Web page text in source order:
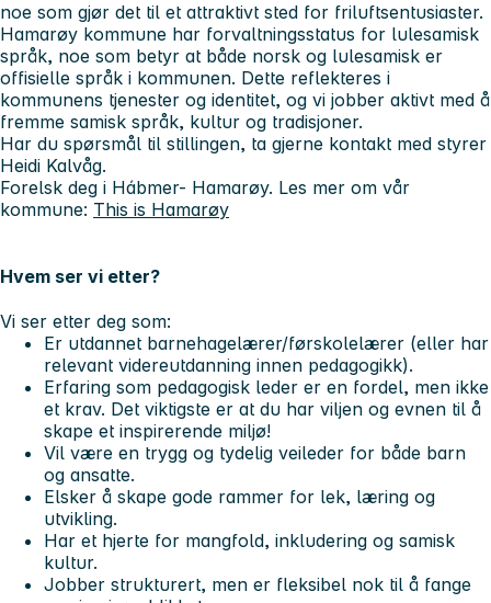
noe som gjør det til et attraktivt sted for friluftsentusiaster.
Hamarøy kommune har forvaltningsstatus for lulesamisk
språk, noe som betyr at både norsk og lulesamisk er
offisielle språk i kommunen. Dette reflekteres i
kommunens tjenester og identitet, og vi jobber aktivt med å
fremme samisk språk, kultur og tradisjoner.
Har du spørsmål til stillingen, ta gjerne kontakt med styrer
Heidi Kalvåg.
Forelsk deg i Hábmer- Hamarøy. Les mer om vår
kommune: This is Hamarøy
Hvem ser vi etter?
Vi ser etter deg som:
Er utdannet barnehagelærer/førskolelærer (eller har
relevant videreutdanning innen pedagogikk).
Erfaring som pedagogisk leder er en fordel, men ikke
et krav. Det viktigste er at du har viljen og evnen til å
skape et inspirerende miljø!
Vil være en trygg og tydelig veileder for både barn
og ansatte.
Elsker å skape gode rammer for lek, læring og
utvikling.
Har et hjerte for mangfold, inkludering og samisk
kultur.
Jobber strukturert, men er fleksibel nok til å fange